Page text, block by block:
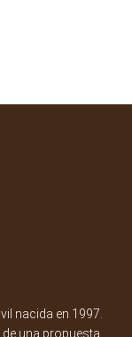
nacida en 1997.
una propuesta